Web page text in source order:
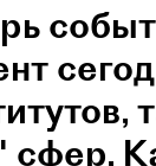
сфер.